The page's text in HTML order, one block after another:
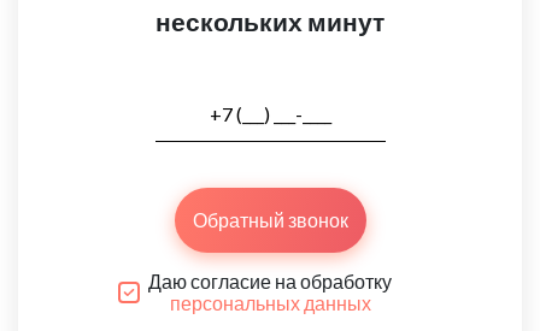
нескольких минут
Обратный звонок
Даю согласие на обработку
персональных данных